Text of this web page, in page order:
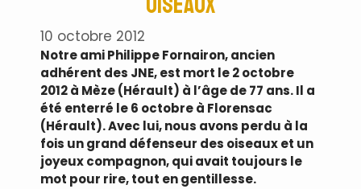
10 octobre 2012
Notre ami Philippe Fornairon, ancien
adhérent des JNE, est mort le 2 octobre
2012 à Mèze (Hérault) à l’âge de 77 ans. Il a
été enterré le 6 octobre à Florensac
(Hérault). Avec lui, nous avons perdu à la
fois un grand défenseur des oiseaux et un
joyeux compagnon, qui avait toujours le
mot pour rire, tout en gentillesse.